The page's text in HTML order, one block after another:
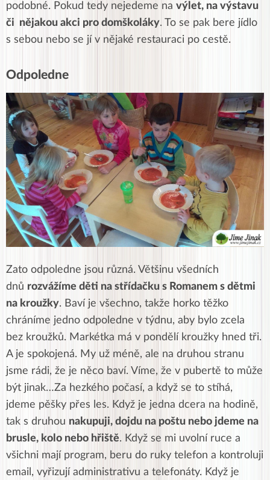
podobné. Pokud tedy nejedeme na výlet, na výstavu
či nějakou akci pro domškoláky. To se pak bere jídlo
s sebou nebo se jí v nějaké restauraci po cestě.
Odpoledne
Zato odpoledne jsou různá. Většinu všedních
dnů rozvážíme děti na střídačku s Romanem s dětmi
na kroužky. Baví je všechno, takže horko těžko
chráníme jedno odpoledne v týdnu, aby bylo zcela
bez kroužků. Markétka má v pondělí kroužky hned tři.
A je spokojená. My už méně, ale na druhou stranu
jsme rádi, že je něco baví. Víme, že v pubertě to může
být jinak…Za hezkého počasí, a když se to stíhá,
jdeme pěšky přes les. Když je jedna dcera na hodině,
tak s druhou nakupuji, dojdu na poštu nebo jdeme na
brusle, kolo nebo hřiště. Když se mi uvolní ruce a
všichni mají program, beru do ruky telefon a kontroluji
email, vyřizují administrativu a telefonáty. Když je